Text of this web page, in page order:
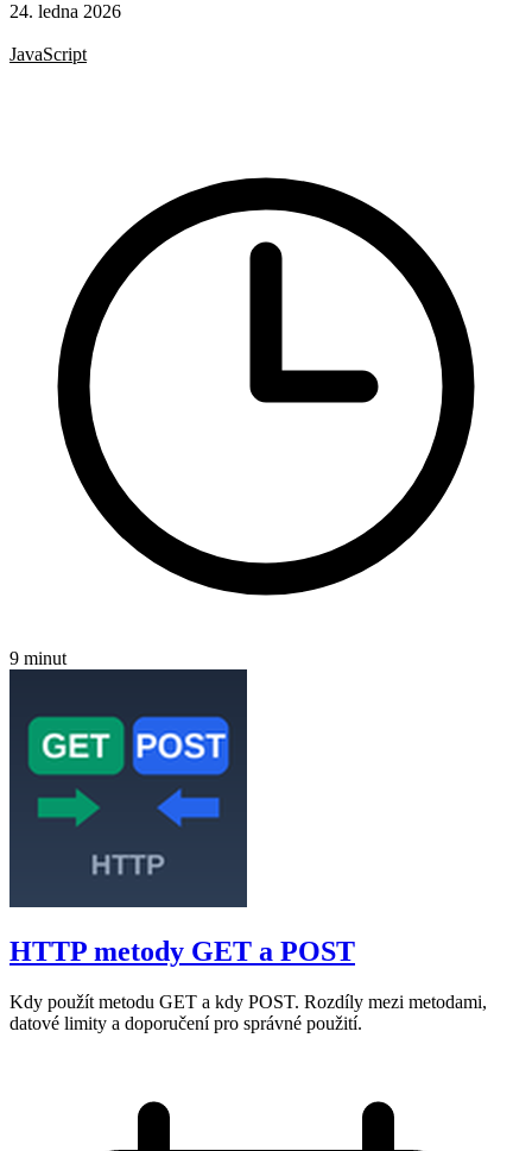
24. ledna 2026
JavaScript
9 minut
HTTP metody GET a POST
Kdy použít metodu GET a kdy POST. Rozdíly mezi metodami,
datové limity a doporučení pro správné použití.